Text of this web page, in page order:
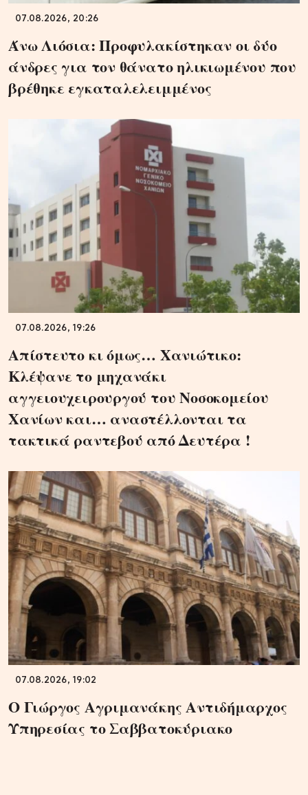
07.08.2026, 20:26
Άνω Λιόσια: Προφυλακίστηκαν οι δύο
άνδρες για τον θάνατο ηλικιωμένου που
βρέθηκε εγκαταλελειμμένος
07.08.2026, 19:26
Απίστευτο κι όμως… Χανιώτικο:
Κλέψανε το μηχανάκι
αγγειουχειρουργού του Νοσοκομείου
Χανίων και… αναστέλλονται τα
τακτικά ραντεβού από Δευτέρα !
07.08.2026, 19:02
Ο Γιώργος Αγριμανάκης Αντιδήμαρχος
Υπηρεσίας το Σαββατοκύριακο